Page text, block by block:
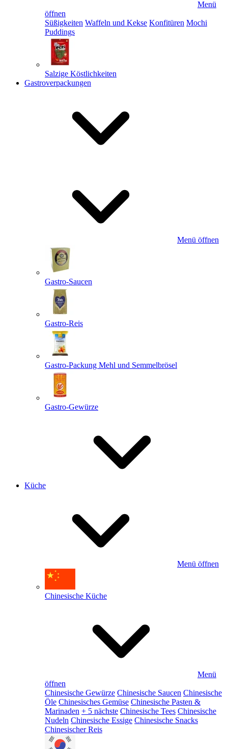
Menü
öffnen
Süßigkeiten Waffeln und Kekse Konfitüren Mochi
Puddings
Salzige Köstlichkeiten
Gastroverpackungen
Menü öffnen
Gastro-Saucen
Gastro-Reis
Gastro-Packung Mehl und Semmelbrösel
Gastro-Gewürze
Küche
Menü öffnen
Chinesische Küche
Menü
öffnen
Chinesische Gewürze Chinesische Saucen Chinesische
Öle Chinesisches Gemüse Chinesische Pasten &
Marinaden + 5 nächste Chinesische Tees Chinesische
Nudeln Chinesische Essige Chinesische Snacks
Chinesischer Reis